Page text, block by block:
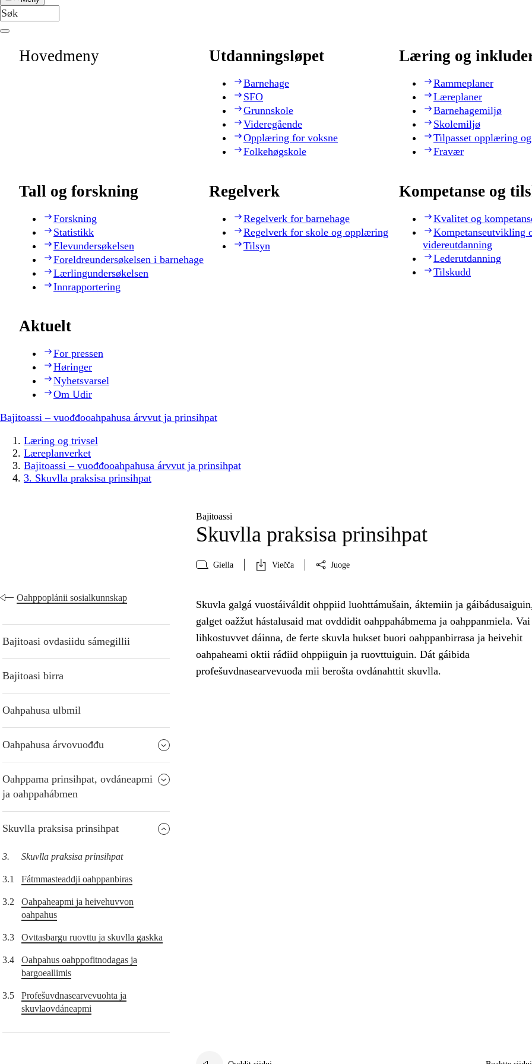
Hovedmeny Utdanningsløpet
Barnehage
SFO
Grunnskole
Videregående
Opplæring for voksne
Folkehøgskole
Læring og
Rammeplaner
Læreplaner
Barnehagemiljø
Skolemiljø
Tilpasset opplæring
Fravær
Tall og forskning
Forskning
Statistikk
Elevundersøkelsen
Foreldreundersøkelsen i barnehage
Lærlingundersøkelsen
Innrapportering
Regelverk
Regelverk for barnehage
Regelverk for skole og opplæring
Tilsyn
Kompetanse og
Kvalitet og
Kompetanseutvikling
videreutdanning
Lederutdanning
Tilskudd
Aktuelt
For pressen
Høringer
Nyhetsvarsel
Om Udir
Bajitoassi – vuođđooahpahusa árvvut ja prinsihpat
Læring og trivsel
Læreplanverket
Bajitoassi – vuođđooahpahusa árvvut ja prinsihpat
3. Skuvlla praksisa prinsihpat
Bajitoassi
Skuvlla praksisa prinsihpat
Giella Viečča Juoge
Oahppoplánii sosialkunnskap
Bajitoasi ovdasiidu sámegillii
Bajitoasi birra
Oahpahusa ulbmil
Oahpahusa árvovuođđu
Oahppama prinsihpat, ovdáneapmi
ja oahppahábmen
Skuvlla praksisa prinsihpat
3. Skuvlla praksisa prinsihpat
3.1 Fátmmasteaddji oahppanbiras
3.2
Oahpaheapmi ja heivehuvvon
oahpahus
3.3 Ovttasbargu ruovttu ja skuvlla gaskka
3.4
Oahpahus oahppofitnodagas ja
bargoeallimis
3.5
Profešuvdnasearvevuohta ja
skuvlaovdáneapmi
Skuvla galgá vuostáiváldit ohppiid luohttámušain, áktemiin ja
galget oažžut hástalusaid mat ovddidit oahppahábmema ja oahppanmiela. Vai
lihkostuvvet dáinna, de ferte skuvla hukset buori oahppanbirrasa ja heivehit
oahpaheami oktii ráđiid ohppiiguin ja ruovttuiguin. Dát gáibida
profešuvdnasearvevuođa mii berošta ovdánahttit skuvlla.